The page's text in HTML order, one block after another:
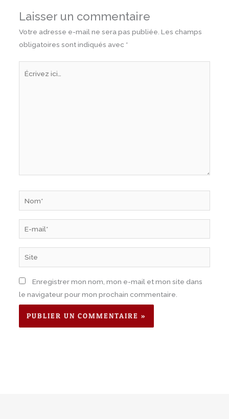
Laisser un commentaire
Votre adresse e-mail ne sera pas publiée. Les champs
obligatoires sont indiqués avec *
mail*
Site
Enregistrer mon nom, mon e-mail et mon site dans
le navigateur pour mon prochain commentaire.